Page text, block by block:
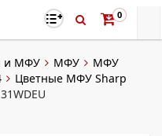
0
и МФУ МФУ
МФУ
Цветные МФУ Sharp